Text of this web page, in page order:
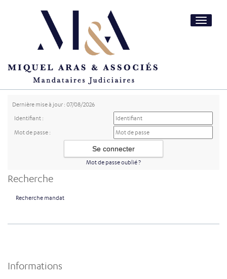
Toggle
Dernière mise à jour : 07/08/2026
Identifiant :
Mot de passe :
Mot de passe oublié ?
Recherche
Recherche mandat
Informations